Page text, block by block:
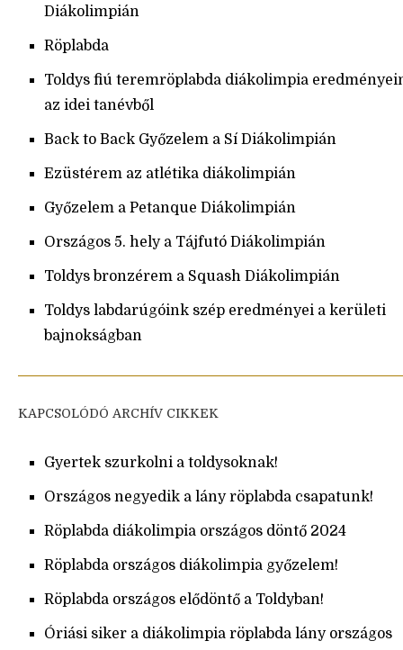
Diákolimpián
Röplabda
Toldys fiú teremröplabda diákolimpia
az idei tanévből
Back to Back Győzelem a Sí Diákolimpián
Ezüstérem az atlétika diákolimpián
Győzelem a Petanque Diákolimpián
Országos 5. hely a Tájfutó Diákolimpián
Toldys bronzérem a Squash Diákolimpián
Toldys labdarúgóink szép eredményei a kerületi
bajnokságban
KAPCSOLÓDÓ ARCHÍV CIKKEK
Gyertek szurkolni a toldysoknak!
Országos negyedik a lány röplabda csapatunk!
Röplabda diákolimpia országos döntő 2024
Röplabda országos diákolimpia győzelem!
Röplabda országos elődöntő a Toldyban!
Óriási siker a diákolimpia röplabda lány országos